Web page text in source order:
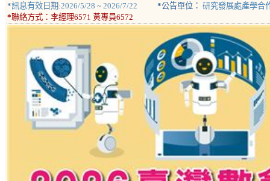
*訊息有效 日期:2026/5/28 ~ 2026/7/22 *公告單位： 研究發展處產學合
*聯絡方式： 李經理6571 黃專員6572